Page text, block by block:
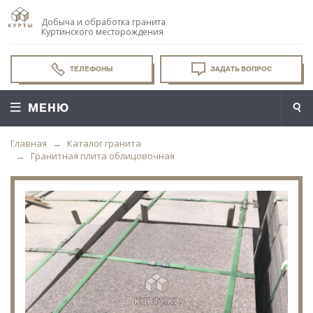
Добыча и обработка гранита
Куртинского месторождения
ТЕЛЕФОНЫ ЗАДАТЬ ВОПРОС
МЕНЮ
Главная
Каталог гранита
Гранитная плита облицовочная